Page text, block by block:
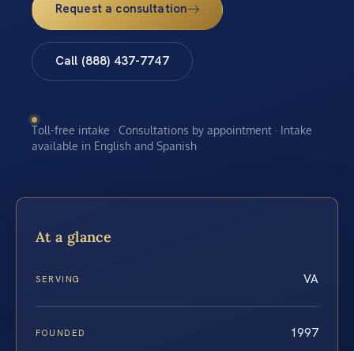
Request a consultation
Call (888) 437-7747
Toll-free intake · Consultations by appointment · Intake
available in English and Spanish
At a glance
SERVING VA
FOUNDED 1997